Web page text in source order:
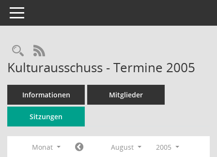
Toggle navigation
Rechercheauswahl
RSS-Feed
Kulturausschuss - Termine 2005
Informationen Mitglieder
Sitzungen
Monat August
2005